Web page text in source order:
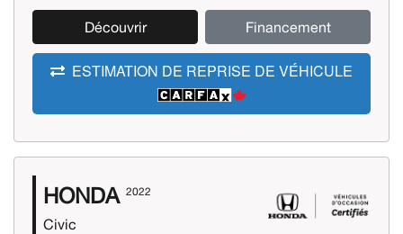
Découvrir Financement
ESTIMATION DE REPRISE DE VÉHICULE
HONDA 2022
Civic